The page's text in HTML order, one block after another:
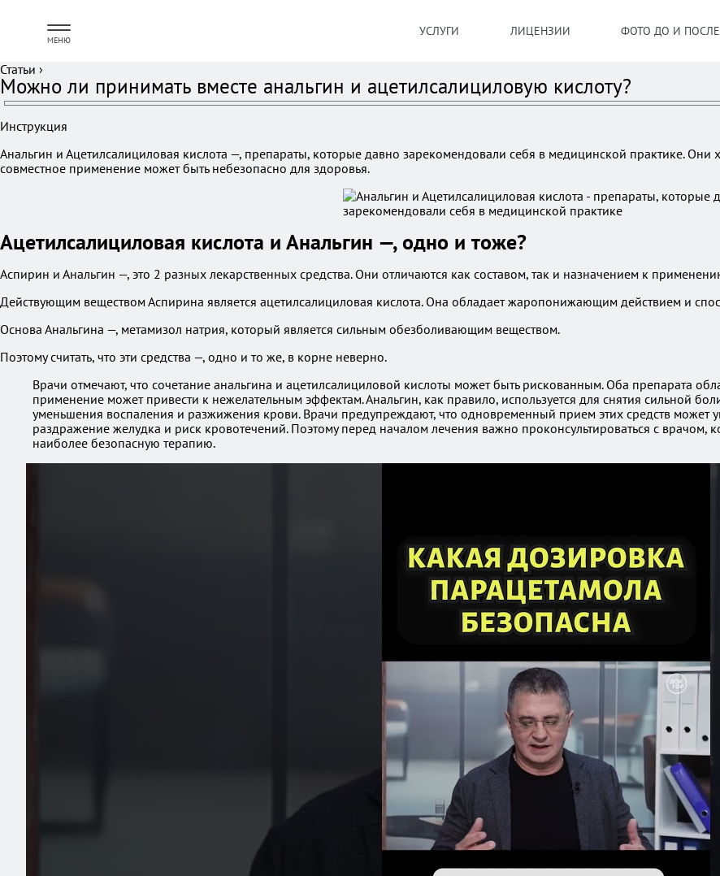
МЕНЮ
УСЛУГИ ЛИЦЕНЗИИ ФОТО ДО И ПОСЛЕ
Статьи ›
Можно ли принимать вместе анальгин и ацетилсалициловую кислоту?
Инструкция
Анальгин и Ацетилсалициловая кислота —, препараты, которые давно зарекомендовали себя в медицинской практике.
совместное применение может быть небезопасно для здоровья.
Ацетилсалициловая кислота и Анальгин —, одно и тоже?
Аспирин и Анальгин —, это 2 разных лекарственных средства. Они отличаются как составом, так и назначением к
Действующим веществом Аспирина является ацетилсалициловая кислота. Она обладает жаропонижающим действием и
Основа Анальгина —, метамизол натрия, который является сильным обезболивающим веществом.
Поэтому считать, что эти средства —, одно и то же, в корне неверно.
Врачи отмечают, что сочетание анальгина и ацетилсалициловой кислоты может быть рискованным. Оба препарата
применение может привести к нежелательным эффектам. Анальгин, как правило, используется для снятия сильной
уменьшения воспаления и разжижения крови. Врачи предупреждают, что одновременный прием этих средств может
раздражение желудка и риск кровотечений. Поэтому перед началом лечения важно проконсультироваться с врачом,
наиболее безопасную терапию.